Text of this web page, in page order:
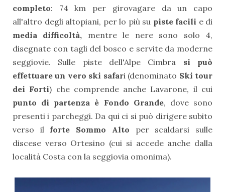
completo: 74 km per girovagare da un capo
all'altro degli altopiani, per lo più su piste facili e di
media difficoltà, mentre le nere sono solo 4,
disegnate con tagli del bosco e servite da moderne
seggiovie. Sulle piste dell'Alpe Cimbra si può
effettuare un vero ski safari (denominato Ski tour
dei Forti) che comprende anche Lavarone, il cui
punto di partenza è Fondo Grande, dove sono
presenti i parcheggi. Da qui ci si può dirigere subito
verso il forte Sommo Alto per scaldarsi sulle
discese verso Ortesino (cui si accede anche dalla
località Costa con la seggiovia omonima).